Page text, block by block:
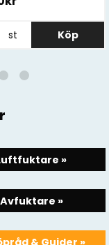
st Köp
»
Avfuktare »
& Guider »